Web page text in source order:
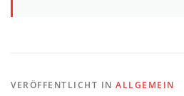
VERÖFFENTLICHT IN ALLGEMEIN